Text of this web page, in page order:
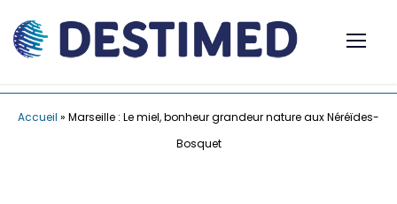
Accueil » Marseille : Le miel, bonheur grandeur nature aux Néréïdes-
Bosquet